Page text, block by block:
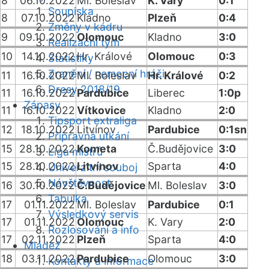
Soupiska
Změny v kádru
Realizační tým
Statistiky
Zranění / nemocní hráči
Dresy 2018/19
Zápasy
Tipsport extraliga
Přípravná utkání
Liga mistrů
Univerzitní souboj
Návštěvnost
Tabulka
Výsledkový servis
Rozlosování a info
Mládež
Kontakty a informace
8
07.10.2022Kladno Plzeň
0:4
9
09.10.2022Olomouc Kladno
3:0
10
14.10.2022Hr. Králové Olomouc
0:3
11
16.10.2022Ml. Boleslav Hr. Králové
0:2
11
16.10.2022Pardubice Liberec
1:0p
11
16.10.2022Vítkovice Kladno
2:0
12
18.10.2022 Litvínov Pardubice
0:1sn
15
28.10.2022Kometa Č.Budějovice 3:0
15
28.10.2022Litvínov Sparta
4:0
16
30.10.2022Č.Budějovice Ml. Boleslav
3:0
17
01.11.2022 Ml. Boleslav Pardubice
0:1
17
01.11.2022Olomouc K. Vary
2:0
17
02.11.2022 Plzeň Sparta
4:0
18
03.11.2022Pardubice Olomouc
3:0